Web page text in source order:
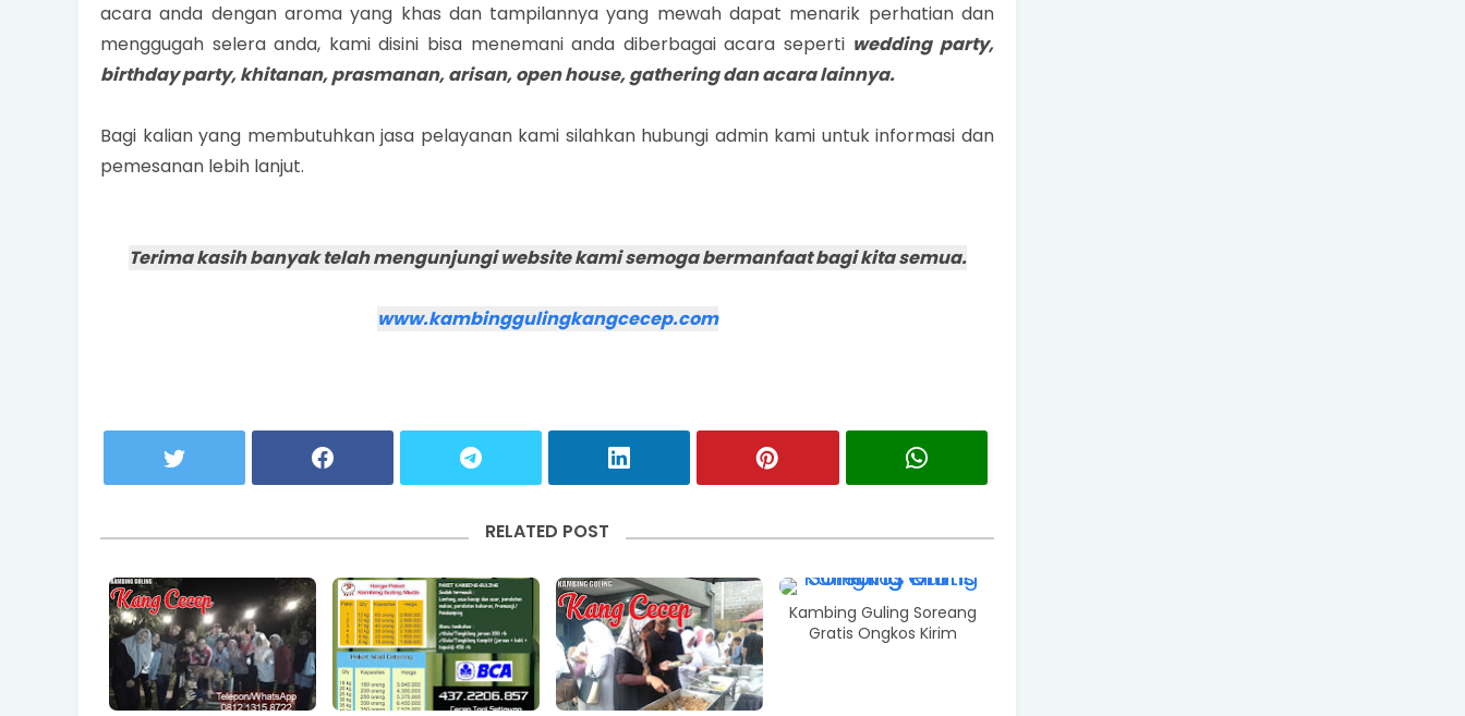
acara anda dengan aroma yang khas dan tampilannya yang mewah dapat menarik perhatian dan
menggugah selera anda, kami disini bisa menemani anda diberbagai acara seperti wedding party,
birthday party, khitanan, prasmanan, arisan, open house, gathering dan acara lainnya.
Bagi kalian yang membutuhkan jasa pelayanan kami silahkan hubungi admin kami untuk informasi dan
pemesanan lebih lanjut.
Terima kasih banyak telah mengunjungi website kami semoga bermanfaat bagi kita semua.
www.kambinggulingkangcecep.com
RELATED POST
Kambing Guling Soreang
Gratis Ongkos Kirim